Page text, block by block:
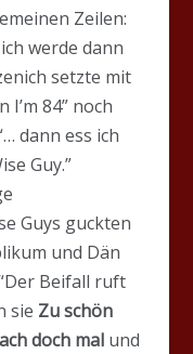
Zeilen:
werde dann
setzte mit
84” noch
dann ess ich
Guy.”
Guys guckten
und Dän
Beifall ruft
sie Zu schön
doch mal und